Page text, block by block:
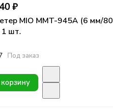
₽
MIO MMT-945А (6 мм/80
1 шт.
Под заказ